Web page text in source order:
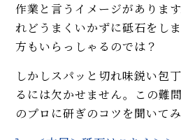
作業と言うイメージがありま
れどうまくいかずに砥石をし
方もいらっしゃるのでは？
しかしスパッと切れ味鋭い包
るには欠かせません。この難
のプロに研ぎのコツを聞いてみ